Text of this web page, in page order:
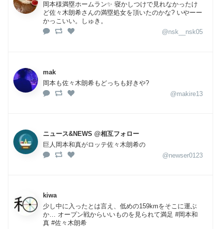
岡本様満塁ホームラン✨ 寝かしつけで見れなかったけ
ど佐々木朗希さんの満塁処女を頂いたのかな? いやーー
かっこいい。しゅき。
@nsk__nsk05
mak
岡本も佐々木朗希もどっちも好きや?
@makire13
ニュース&NEWS @相互フォロー
巨人岡本和真がロッテ佐々木朗希の
@newser0123
kiwa
少し中に入ったとは言え、低めの159kmをそこに運ぶ
か… オープン戦からいいものを見られて満足 #岡本和
真 #佐々木朗希